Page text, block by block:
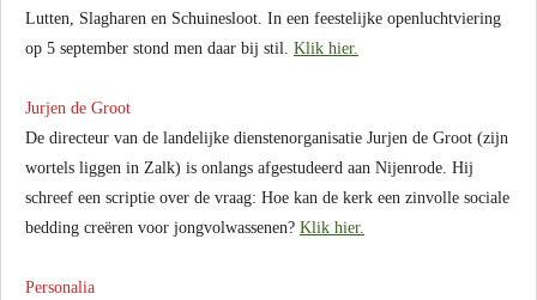
Lutten, Slagharen en Schuinesloot. In een feestelijke openluchtviering
op 5 september stond men daar bij stil. Klik hier.
Jurjen de Groot
De directeur van de landelijke dienstenorganisatie Jurjen de Groot (zijn
wortels liggen in Zalk) is onlangs afgestudeerd aan Nijenrode. Hij
schreef een scriptie over de vraag: Hoe kan de kerk een zinvolle sociale
bedding creëren voor jongvolwassenen? Klik hier.
Personalia